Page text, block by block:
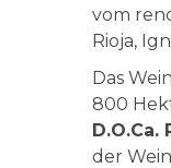
vom
Rioja,
Das
800
D.O.Ca.
der